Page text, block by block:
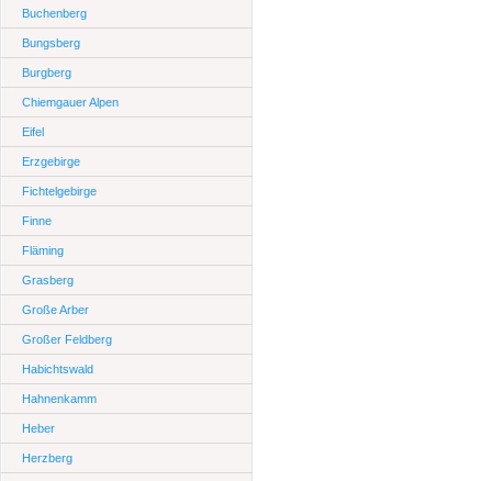
Buchenberg
Bungsberg
Burgberg
Chiemgauer Alpen
Eifel
Erzgebirge
Fichtelgebirge
Finne
Fläming
Grasberg
Große Arber
Großer Feldberg
Habichtswald
Hahnenkamm
Heber
Herzberg